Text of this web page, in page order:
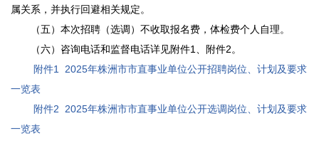
属关系，并执行回避相关规定。
（五）本次招聘（选调）不收取报名费，体检费个人自理。
（六）咨询电话和监督电话详见附件1、附件2。
附件1 2025年株洲市市直事业单位公开招聘岗位、计划及要求
一览表
附件2 2025年株洲市市直事业单位公开选调岗位、计划及要求
一览表